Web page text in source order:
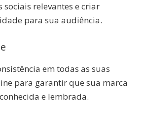
sociais relevantes e criar
para sua audiência.
em todas as suas
para garantir que sua marca
e lembrada.